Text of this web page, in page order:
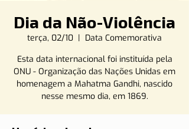
Dia da Não-Violência
terça, 02/10
  |
Data Comemorativa
Esta data internacional foi instituída pela
ONU - Organização das Nações Unidas em
homenagem a Mahatma Gandhi, nascido
nesse mesmo dia, em 1869.